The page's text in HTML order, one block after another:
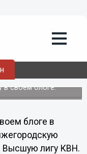
в своем блоге.
блоге в
Высшую лигу КВН.